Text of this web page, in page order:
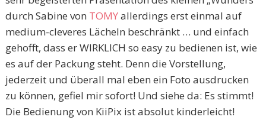
durch Sabine von TOMYallerdings erst einmal auf
medium-cleveres Lächeln beschränkt … und einfach
gehofft, dass er WIRKLICH so easy zu bedienen ist, wie
es auf der Packung steht. Denn die Vorstellung,
jederzeit und überall mal eben ein Foto ausdrucken
zu können, gefiel mir sofort! Und siehe da: Es stimmt!
Die Bedienung von KiiPix ist absolut kinderleicht!